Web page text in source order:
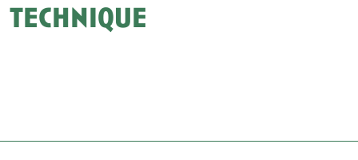
technique